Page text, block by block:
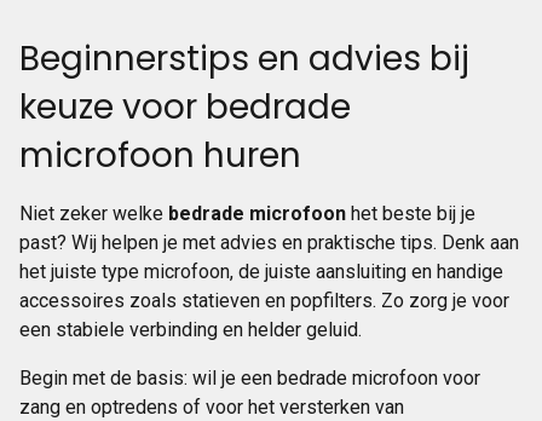
Beginnerstips en advies bij
keuze voor bedrade
microfoon huren
Niet zeker welke bedrade microfoon het beste bij je
past? Wij helpen je met advies en praktische tips. Denk aan
het juiste type microfoon, de juiste aansluiting en handige
accessoires zoals statieven en popfilters. Zo zorg je voor
een stabiele verbinding en helder geluid.
Begin met de basis: wil je een bedrade microfoon voor
zang en optredens of voor het versterken van